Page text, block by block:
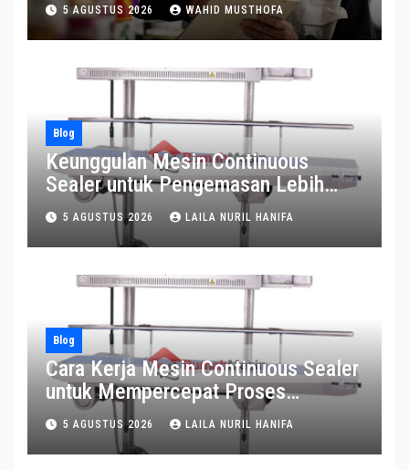
5 AGUSTUS 2026 WAHID MUSTHOFA
Blog
Keunggulan Mesin Continuous
Sealer untuk Pengemasan Lebih
Efisien
5 AGUSTUS 2026 LAILA NURIL HANIFA
Blog
Cara Kerja Mesin Continuous Sealer
untuk Mempercepat Proses
Pengemasan
5 AGUSTUS 2026 LAILA NURIL HANIFA